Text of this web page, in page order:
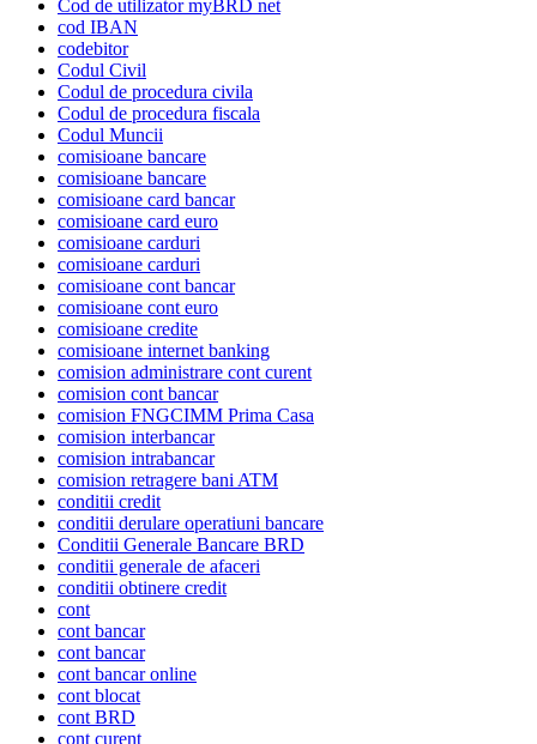
Cod de utilizator myBRD net
cod IBAN
codebitor
Codul Civil
Codul de procedura civila
Codul de procedura fiscala
Codul Muncii
comisioane bancare
comisioane bancare
comisioane card bancar
comisioane card euro
comisioane carduri
comisioane carduri
comisioane cont bancar
comisioane cont euro
comisioane credite
comisioane internet banking
comision administrare cont curent
comision cont bancar
comision FNGCIMM Prima Casa
comision interbancar
comision intrabancar
comision retragere bani ATM
conditii credit
conditii derulare operatiuni bancare
Conditii Generale Bancare BRD
conditii generale de afaceri
conditii obtinere credit
cont
cont bancar
cont bancar
cont bancar online
cont blocat
cont BRD
cont curent